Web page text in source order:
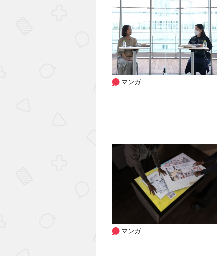
マンガ
マンガ